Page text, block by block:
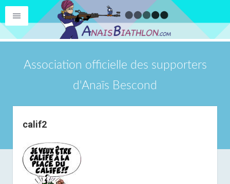
Association officielle des supporters
d'Anaïs Bescond
calif2